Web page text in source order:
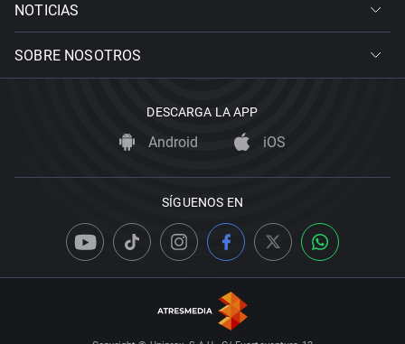
NOTICIAS
SOBRE NOSOTROS
DESCARGA LA APP
Android iOS
SÍGUENOS EN